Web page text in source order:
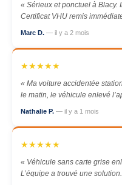
« Sérieux et ponctuel à Blacy.
Certificat VHU remis
Marc D. — il y a 2 mois
★★★★★
« Ma voiture accidentée
le matin, le véhicule enlevé
Nathalie P. — il y a 1 mois
★★★★★
« Véhicule sans carte grise
L’équipe a trouvé une